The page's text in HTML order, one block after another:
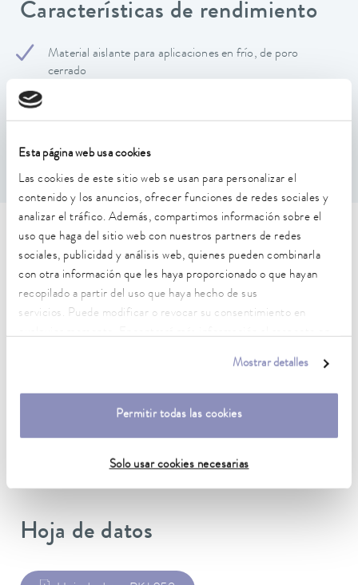
Esta página web usa cookies
Las cookies de este sitio web se usan para personalizar el
contenido y los anuncios, ofrecer funciones de redes sociales y
analizar el tráfico. Además, compartimos información sobre el
uso que haga del sitio web con nuestros partners de redes
sociales, publicidad y análisis web, quienes pueden combinarla
con otra información que les haya proporcionado o que hayan
recopilado a partir del uso que haya hecho de sus
servicios. Puede modificar o revocar su consentimiento en
Mostrar detalles
Permitir todas las cookies
Solo usar cookies necesarias
Características de rendimiento
Material aislante para aplicaciones en frío, de poro
cerrado
resistencia a la difusión del vapor de agua y una baja
Tuyau disponible au mètre
Características técnicas (según
DIN 12876)
Diámetro interior
19 mm
EPDM
Hoja de datos